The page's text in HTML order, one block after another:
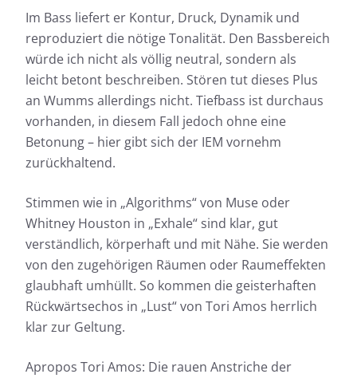
Im Bass liefert er Kontur, Druck, Dynamik und
reproduziert die nötige Tonalität. Den Bassbereich
würde ich nicht als völlig neutral, sondern als
leicht betont beschreiben. Stören tut dieses Plus
an Wumms allerdings nicht. Tiefbass ist durchaus
vorhanden, in diesem Fall jedoch ohne eine
Betonung – hier gibt sich der IEM vornehm
zurückhaltend.
Stimmen wie in „Algorithms“ von Muse oder
Whitney Houston in „Exhale“ sind klar, gut
verständlich, körperhaft und mit Nähe. Sie werden
von den zugehörigen Räumen oder Raumeffekten
glaubhaft umhüllt. So kommen die geisterhaften
Rückwärtsechos in „Lust“ von Tori Amos herrlich
klar zur Geltung.
Apropos Tori Amos: Die rauen Anstriche der